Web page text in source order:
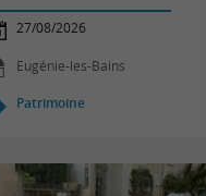
27/08/2026
Eugénie-les-Bains
Patrimoine